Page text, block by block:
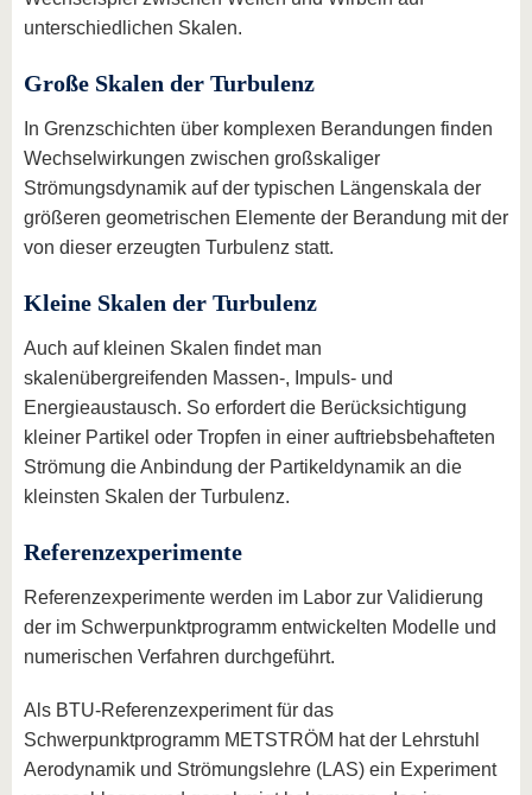
unterschiedlichen Skalen.
Große Skalen der Turbulenz
In Grenzschichten über komplexen Berandungen finden
Wechselwirkungen zwischen großskaliger
Strömungsdynamik auf der typischen Längenskala der
größeren geometrischen Elemente der Berandung mit der
von dieser erzeugten Turbulenz statt.
Kleine Skalen der Turbulenz
Auch auf kleinen Skalen findet man
skalenübergreifenden Massen-, Impuls- und
Energieaustausch. So erfordert die Berücksichtigung
kleiner Partikel oder Tropfen in einer auftriebsbehafteten
Strömung die Anbindung der Partikeldynamik an die
kleinsten Skalen der Turbulenz.
Referenzexperimente
Referenzexperimente werden im Labor zur Validierung
der im Schwerpunktprogramm entwickelten Modelle und
numerischen Verfahren durchgeführt.
Als BTU-Referenzexperiment für das
Schwerpunktprogramm METSTRÖM hat der Lehrstuhl
Aerodynamik und Strömungslehre (LAS) ein Experiment